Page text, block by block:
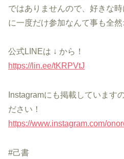
ではありませんので、好きな
に一度だけ参加なんて事も全然
公式LINEは ↓ から！
https://lin.ee/tKRPVtJ
Instagramにも掲載しています
ださい！
https://www.instagram.com/
#己書